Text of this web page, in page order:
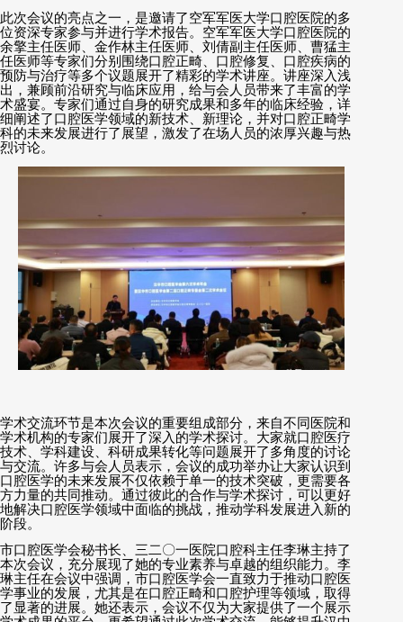
此次会议的亮点之一，是邀请了空军军医大学口腔医院的多
位资深专家参与并进行学术报告。空军军医大学口腔医院的
余擎主任医师、金作林主任医师、刘倩副主任医师、曹猛主
任医师等专家们分别围绕口腔正畸、口腔修复、口腔疾病的
预防与治疗等多个议题展开了精彩的学术讲座。讲座深入浅
出，兼顾前沿研究与临床应用，给与会人员带来了丰富的学
术盛宴。专家们通过自身的研究成果和多年的临床经验，详
细阐述了口腔医学领域的新技术、新理论，并对口腔正畸学
科的未来发展进行了展望，激发了在场人员的浓厚兴趣与热
烈讨论。
学术交流环节是本次会议的重要组成部分，来自不同医院和
学术机构的专家们展开了深入的学术探讨。大家就口腔医疗
技术、学科建设、科研成果转化等问题展开了多角度的讨论
与交流。许多与会人员表示，会议的成功举办让大家认识到
口腔医学的未来发展不仅依赖于单一的技术突破，更需要各
方力量的共同推动。通过彼此的合作与学术探讨，可以更好
地解决口腔医学领域中面临的挑战，推动学科发展进入新的
阶段。
市口腔医学会秘书长、三二〇一医院口腔科主任李琳主持了
本次会议，充分展现了她的专业素养与卓越的组织能力。李
琳主任在会议中强调，市口腔医学会一直致力于推动口腔医
学事业的发展，尤其是在口腔正畸和口腔护理等领域，取得
了显著的进展。她还表示，会议不仅为大家提供了一个展示